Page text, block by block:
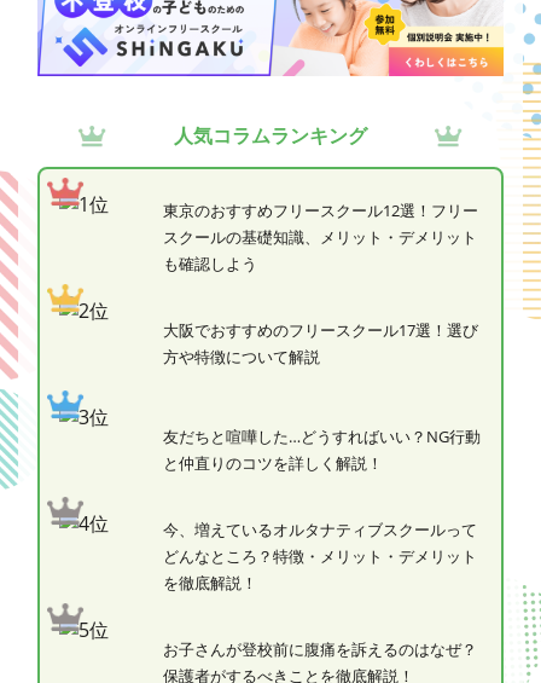
人気コラムランキング
東京のおすすめフリースクール12選！フリー
スクールの基礎知識、メリット・デメリット
も確認しよう
大阪でおすすめのフリースクール17選！選び
方や特徴について解説
友だちと喧嘩した…どうすればいい？NG行動
と仲直りのコツを詳しく解説！
今、増えているオルタナティブスクールって
どんなところ？特徴・メリット・デメリット
を徹底解説！
お子さんが登校前に腹痛を訴えるのはなぜ？
保護者がするべきことを徹底解説！